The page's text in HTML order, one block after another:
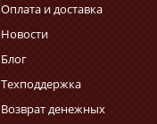
Оплата и доставка
Новости
Блог
Техподдержка
Возврат денежных